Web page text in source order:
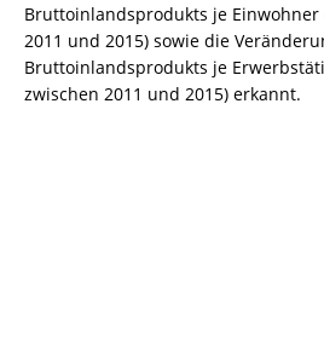
Bruttoinlandsprodukts je Einwohner
2011 und 2015) sowie die
Bruttoinlandsprodukts je
zwischen 2011 und 2015) erkannt.